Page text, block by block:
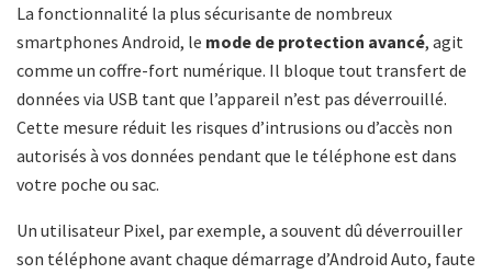
La fonctionnalité la plus sécurisante de nombreux
smartphones Android, le mode de protection avancé, agit
comme un coffre-fort numérique. Il bloque tout transfert de
données via USB tant que l’appareil n’est pas déverrouillé.
Cette mesure réduit les risques d’intrusions ou d’accès non
autorisés à vos données pendant que le téléphone est dans
votre poche ou sac.
Un utilisateur Pixel, par exemple, a souvent dû déverrouiller
son téléphone avant chaque démarrage d’Android Auto, faute